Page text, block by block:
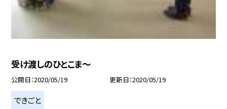
受け渡しのひとこま〜
公開日 2020/05/19 更新日 2020/05/19
できごと